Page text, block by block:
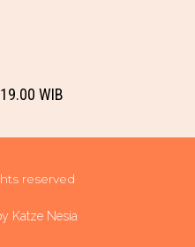
WIB
reserved
Katze Nesia